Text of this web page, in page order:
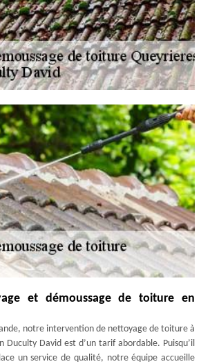
et démoussage de toiture en
notre intervention de nettoyage de toiture à
Duculty David est d’un tarif abordable. Puisqu’il
un service de qualité, notre équipe accueille